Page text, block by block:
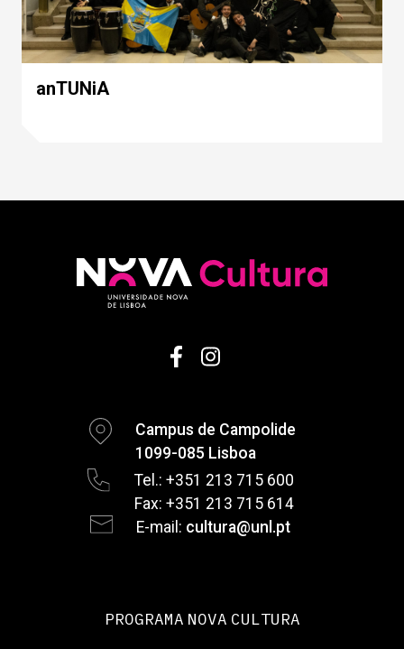
anTUNiA
Campus de Campolide
1099-085 Lisboa
Tel.: +351 213 715 600
Fax: +351 213 715 614
E-mail: cultura@unl.pt
PROGRAMA NOVA CULTURA